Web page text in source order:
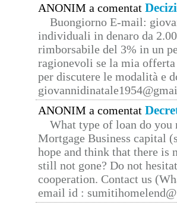
ANONIM a comentat
Buongiorno E-mail:
individuali in denaro da
rimborsabile del 3% in un
ragionevoli se la mia
per discutere le modalità e
ANONIM a comentat
What type of loan do you
Mortgage Business capital
hope and think that there is
still not gone? Do not
cooperation. Contact us
email id :